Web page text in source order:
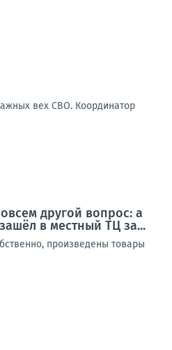
вех СВО. Координатор
другой вопрос: а
в местный ТЦ за...
произведены товары